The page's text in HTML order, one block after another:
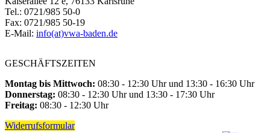
Tel.: 0721/985 50-0
Fax: 0721/985 50-19
E-Mail: info(at)vwa-baden.de
GESCHÄFTSZEITEN
Montag bis Mittwoch: 08:30 - 12:30 Uhr und 13:30 - 16:30 Uhr
Donnerstag: 08:30 - 12:30 Uhr und 13:30 - 17:30 Uhr
Freitag: 08:30 - 12:30 Uhr
Widerrufsformular